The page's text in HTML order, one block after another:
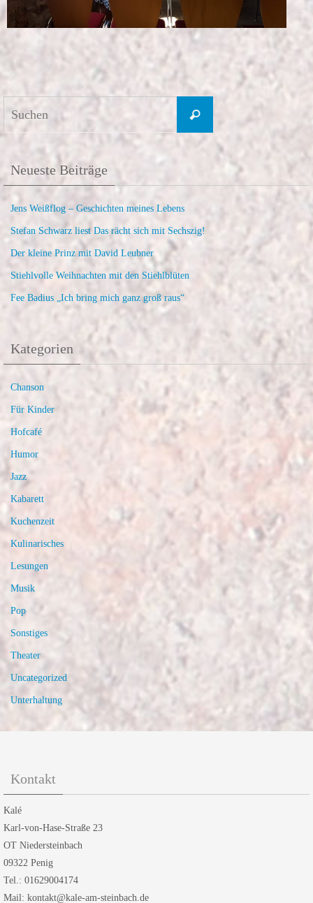
Suchen
Neueste Beiträge
Jens Weißflog – Geschichten meines Lebens
Stefan Schwarz liest Das rächt sich mit Sechszig!
Der kleine Prinz mit David Leubner
Stiehlvolle Weihnachten mit den Stiehlblüten
Fee Badius „Ich bring mich ganz groß raus“
Kategorien
Chanson
Für Kinder
Hofcafé
Humor
Jazz
Kabarett
Kuchenzeit
Kulinarisches
Lesungen
Musik
Pop
Sonstiges
Theater
Uncategorized
Unterhaltung
Kontakt
Kalé
Karl-von-Hase-Straße 23
OT Niedersteinbach
09322 Penig
Tel.: 01629004174
Mail: kontakt@kale-am-steinbach.de